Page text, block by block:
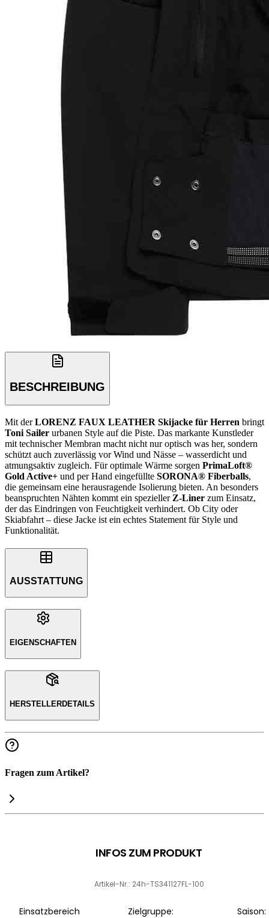
BESCHREIBUNG
Mit derLORENZ FAUX LEATHER Skijacke für Herren bringt
Toni Sailer urbanen Style auf die Piste. Das markante Kunstleder
mit technischer Membran macht nicht nur optisch was her, sondern
schützt auch zuverlässig vor Wind und Nässe – wasserdicht und
atmungsaktiv zugleich. Für optimale Wärme sorgen PrimaLoft®
Gold Active+ und per Hand eingefüllte SORONA® Fiberballs,
die gemeinsam eine herausragende Isolierung bieten. An besonders
beanspruchten Nähten kommt ein spezieller Z-Liner zum Einsatz,
der das Eindringen von Feuchtigkeit verhindert. Ob City oder
Skiabfahrt – diese Jacke ist ein echtes Statement für Style und
Funktionalität.
AUSSTATTUNG
EIGENSCHAFTEN
HERSTELLERDETAILS
Fragen zum Artikel?
INFOS ZUM PRODUKT
Artikel-Nr.: 24h-TS341127FL-100
Einsatzbereich Zielgruppe: Saison: